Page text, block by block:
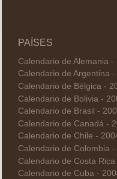
PAÍSES
Calendario de Alemania -
Calendario de Argentina
Calendario de Bélgica -
Calendario de Bolivia -
Calendario de Brasil -
Calendario de Canadá -
Calendario de Chile -
Calendario de Colombia -
Calendario de Costa
Calendario de Cuba -